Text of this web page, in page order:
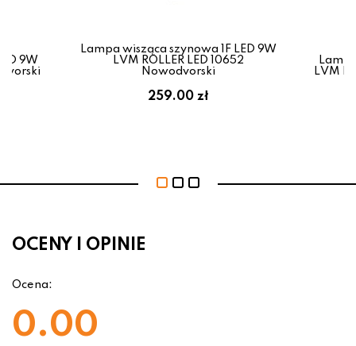
9W
Lampa wisząca szynowa 1F LED 9W
LVM ROLLER LED 10652
Nowodvorski
259.00 zł
LVM
OCENY I OPINIE
Ocena:
0.00